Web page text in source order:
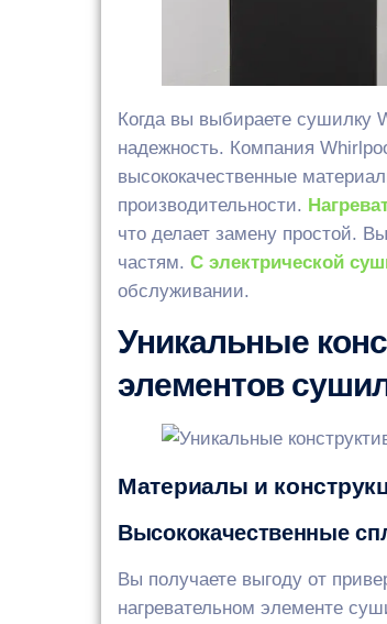
Когда вы выбираете сушилку
надежность. Компания
высококачественные
производительности.
что делает замену простой.
частям. С электрической
обслуживании.
Уникальные
элементов
Материалы и
Высококачественные
Вы получаете выгоду от
нагревательном элементе